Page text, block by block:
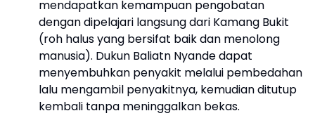
mendapatkan kemampuan pengobatan
dengan dipelajari langsung dari Kamang Bukit
(roh halus yang bersifat baik dan menolong
manusia). Dukun Baliatn Nyande dapat
menyembuhkan penyakit melalui pembedahan
lalu mengambil penyakitnya, kemudian ditutup
kembali tanpa meninggalkan bekas.